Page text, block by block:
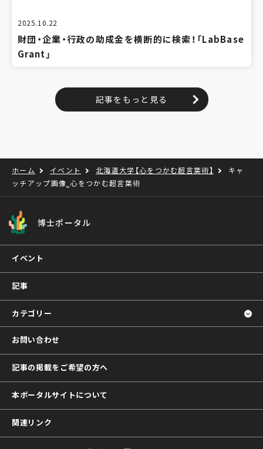
2025.10.22
財団・企業・行政の助成金を横断的に検索！「LabBase
Grant」
記事をもっと見る
ホーム イベント 北海道大学【心をつかむ超言葉術】
キャ
ッチアップ画像‗心をつかむ超言葉術
博士ポータル
イベント
記事
カテゴリー
お問い合わせ
記事の掲載をご希望の方へ
本ポータルサイトについて
関連リンク